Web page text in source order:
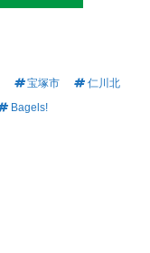
宝塚市
仁川北
Bagels!